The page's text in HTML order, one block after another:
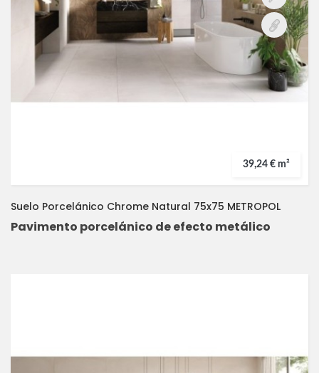
39,24 € m²
Suelo Porcelánico Chrome Natural 75x75 METROPOL
Pavimento porcelánico de efecto metálico